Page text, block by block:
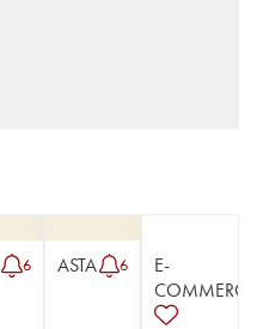
6 ASTA 6
E-
COMMERCE